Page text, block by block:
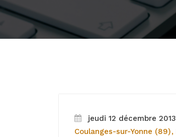
jeudi 12 décembre 2013
Coulanges-sur-Yonne (89)